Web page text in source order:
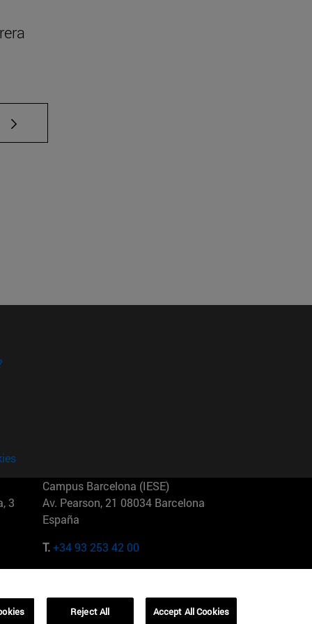
TAB para desplazarse.
3
Campus Barcelona (IESE)
Av. Pearson, 21 08034 Barcelona
España
T.+34 93 253 42 00
01321001 Bela Vista Brasil
Reject All Accept All Cookies